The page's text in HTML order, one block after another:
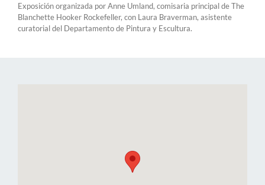
Exposición organizada por Anne Umland, comisaria principal de The
Blanchette Hooker Rockefeller, con Laura Braverman, asistente
curatorial del Departamento de Pintura y Escultura.